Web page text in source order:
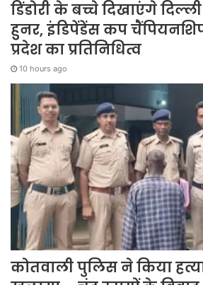
डिंडोरी के बच्चे दिखाएंगे
हुनर, इंडिपेंडेंस कप
प्रदेश का प्रतिनिधित्व
10 hours ago
कोतवाली पुलिस ने किया